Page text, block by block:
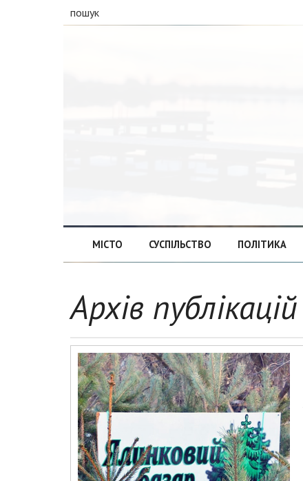
пошук
МІСТО СУСПІЛЬСТВО ПОЛІТИКА
Архів публікацій